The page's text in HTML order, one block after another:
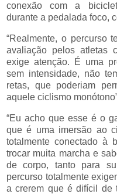
conexão com a
durante a pedalada foco,
“Realmente, o percurso
avaliação pelos atletas
exige atenção. É uma
sem intensidade, não
retas, que poderiam
aquele ciclismo
“Eu acho que esse é o
que é uma imersão ao
totalmente conectado à
trocar muita marcha e
de corpo, tanto para
percurso totalmente
a crerem que é difícil de